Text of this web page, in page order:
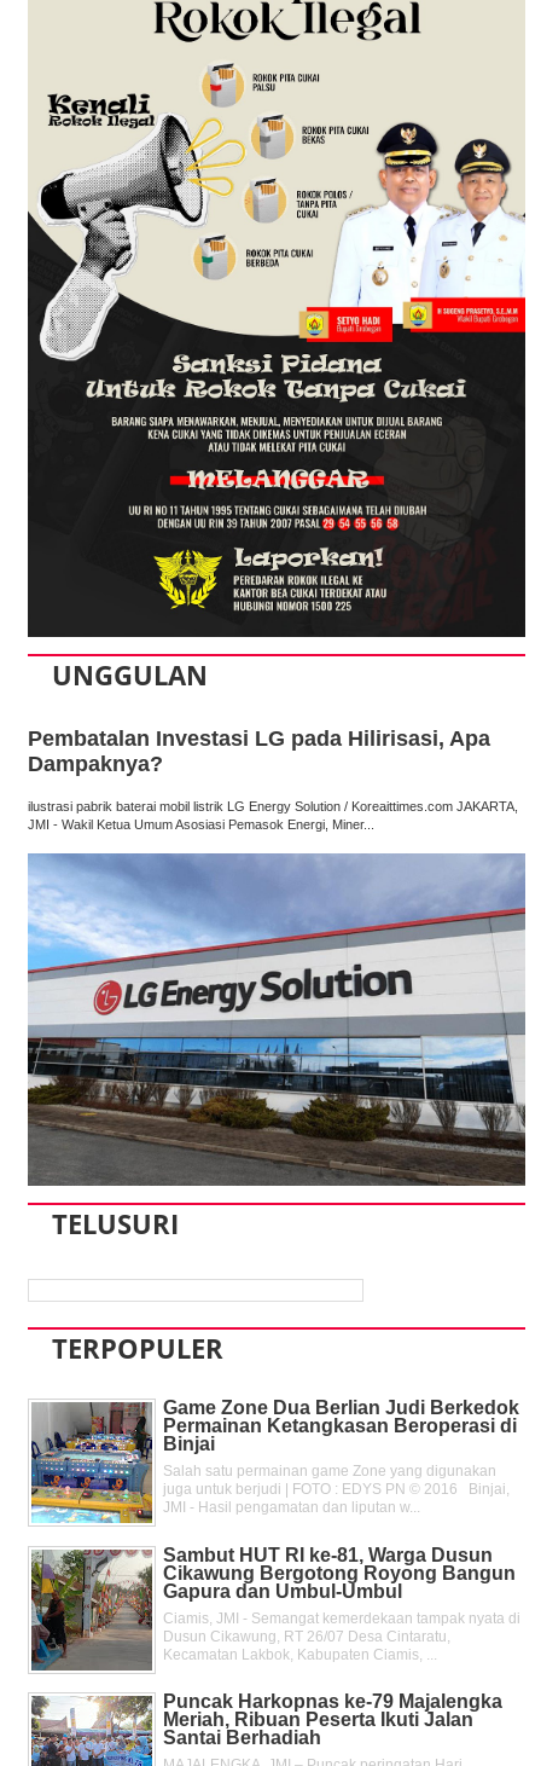
UNGGULAN
Pembatalan Investasi LG pada Hilirisasi, Apa
Dampaknya?
ilustrasi pabrik baterai mobil listrik LG Energy Solution / Koreaittimes.com JAKARTA,
JMI - Wakil Ketua Umum Asosiasi Pemasok Energi, Miner...
TELUSURI
TERPOPULER
Game Zone Dua Berlian Judi Berkedok
Permainan Ketangkasan Beroperasi di
Binjai
Salah satu permainan game Zone yang digunakan
juga untuk berjudi | FOTO : EDYS PN © 2016 Binjai,
JMI - Hasil pengamatan dan liputan w...
Sambut HUT RI ke-81, Warga Dusun
Cikawung Bergotong Royong Bangun
Gapura dan Umbul-Umbul
Ciamis, JMI - Semangat kemerdekaan tampak nyata di
Dusun Cikawung, RT 26/07 Desa Cintaratu,
Kecamatan Lakbok, Kabupaten Ciamis, ...
Puncak Harkopnas ke-79 Majalengka
Meriah, Ribuan Peserta Ikuti Jalan
Santai Berhadiah